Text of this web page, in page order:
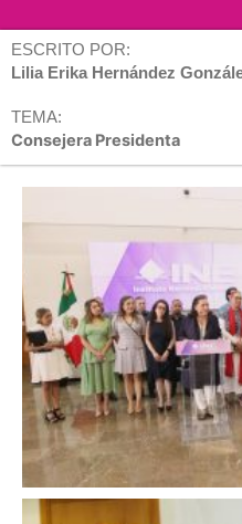
ESCRITO POR:
Lilia Erika Hernández
TEMA:
Consejera Presidenta